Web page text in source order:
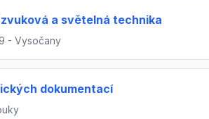
a světelná technika
- Vysočany
dokumentací